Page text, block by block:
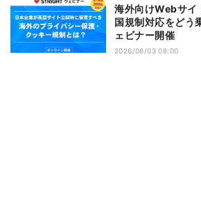
海外向けWebサイ
国規制対応をどう
ェビナー開催
2026/08/03 08:00